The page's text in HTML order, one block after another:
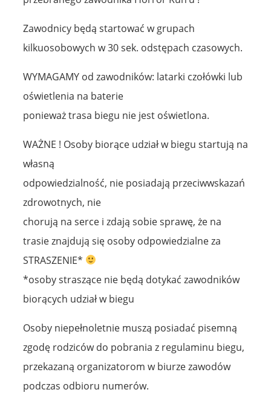
Zawodnicy będą startować w grupach
kilkuosobowych w 30 sek. odstępach czasowych.
WYMAGAMY od zawodników: latarki czołówki lub
oświetlenia na baterie
ponieważ trasa biegu nie jest oświetlona.
WAŻNE ! Osoby biorące udział w biegu startują na
własną
odpowiedzialność, nie posiadają przeciwwskazań
zdrowotnych, nie
chorują na serce i zdają sobie sprawę, że na
trasie znajdują się osoby odpowiedzialne za
STRASZENIE*
*osoby straszące nie będą dotykać zawodników
biorących udział w biegu
Osoby niepełnoletnie muszą posiadać pisemną
zgodę rodziców do pobrania z regulaminu biegu,
przekazaną organizatorom w biurze zawodów
podczas odbioru numerów.